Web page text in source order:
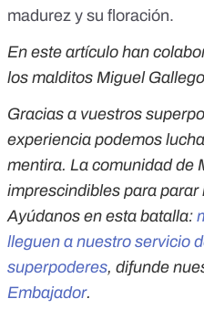
madurez y su floración.
En este artículo han
los malditos Miguel
Gracias a vuestros
experiencia podemos
mentira. La comunidad de
imprescindibles para parar
Ayúdanos en esta batalla:
lleguen a nuestro servicio
superpoderes, difunde
Embajador.